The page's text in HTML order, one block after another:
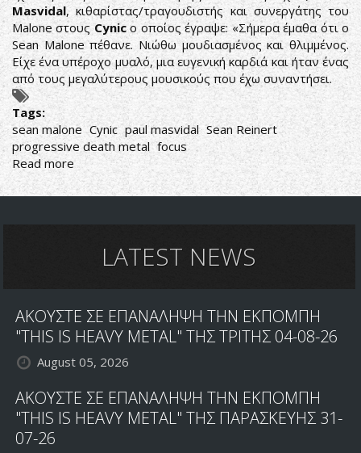
Masvidal, κιθαρίστας/τραγουδιστής και συνεργάτης του
Malone στουςCynicο οποίος έγραψε: «Σήμερα έμαθα ότι ο
Sean Malone πέθανε. Νιώθω μουδιασμένος και θλιμμένος.
Είχε ένα υπέροχο μυαλό, μια ευγενική καρδιά και ήταν ένας
από τους μεγαλύτερους μουσικούς που έχω συναντήσει.
Tags:
sean malone Cynic paul masvidal Sean Reinert
progressive death metal focus
Read more about
R.I.P.
SEAN
LATEST NEWS
ΑΚΟΥΣΤΕ ΣΕ ΕΠΑΝΑΛΗΨΗ ΤΗΝ ΕΚΠΟΜΠΗ
"THIS IS HEAVY METAL" ΤΗΣ ΤΡΙΤΗΣ 04-08-26
August 05, 2026
ΑΚΟΥΣΤΕ ΣΕ ΕΠΑΝΑΛΗΨΗ ΤΗΝ ΕΚΠΟΜΠΗ
"THIS IS HEAVY METAL" ΤΗΣ ΠΑΡΑΣΚΕΥΗΣ 31-
07-26